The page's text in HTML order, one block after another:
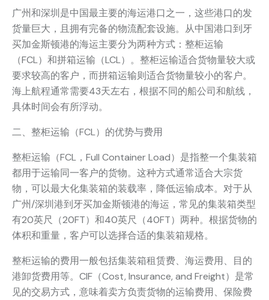
广州和深圳是中国最主要的海运港口之一，这些港口的发
货量巨大，且拥有完备的物流配套设施。从中国港口到牙
买加金斯顿港的海运主要分为两种方式：整柜运输
（FCL）和拼箱运输（LCL）。整柜运输适合货物量较大或
要求较高的客户，而拼箱运输则适合货物量较小的客户。
海上航程通常需要43天左右，根据不同的船公司和航线，
具体时间会有所浮动。
二、整柜运输（FCL）的优势与费用
整柜运输（FCL，Full Container Load）是指整一个集装箱
都用于运输同一客户的货物。这种方式通常适合大宗货
物，可以最大化集装箱的装载率，降低运输成本。对于从
广州/深圳港到牙买加金斯顿港的海运，常见的集装箱类型
有20英尺（20FT）和40英尺（40FT）两种。根据货物的
体积和重量，客户可以选择合适的集装箱规格。
整柜运输的费用一般包括集装箱租赁费、海运费用、目的
港卸货费用等。CIF（Cost, Insurance, and Freight）是常
见的交易方式，意味着卖方负责货物的运输费用、保险费